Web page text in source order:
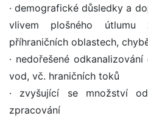
· demografické důsledky a
vlivem plošného útlumu
příhraničních oblastech,
· nedořešené
vod, vč. hraničních toků
· zvyšující se množství
zpracování